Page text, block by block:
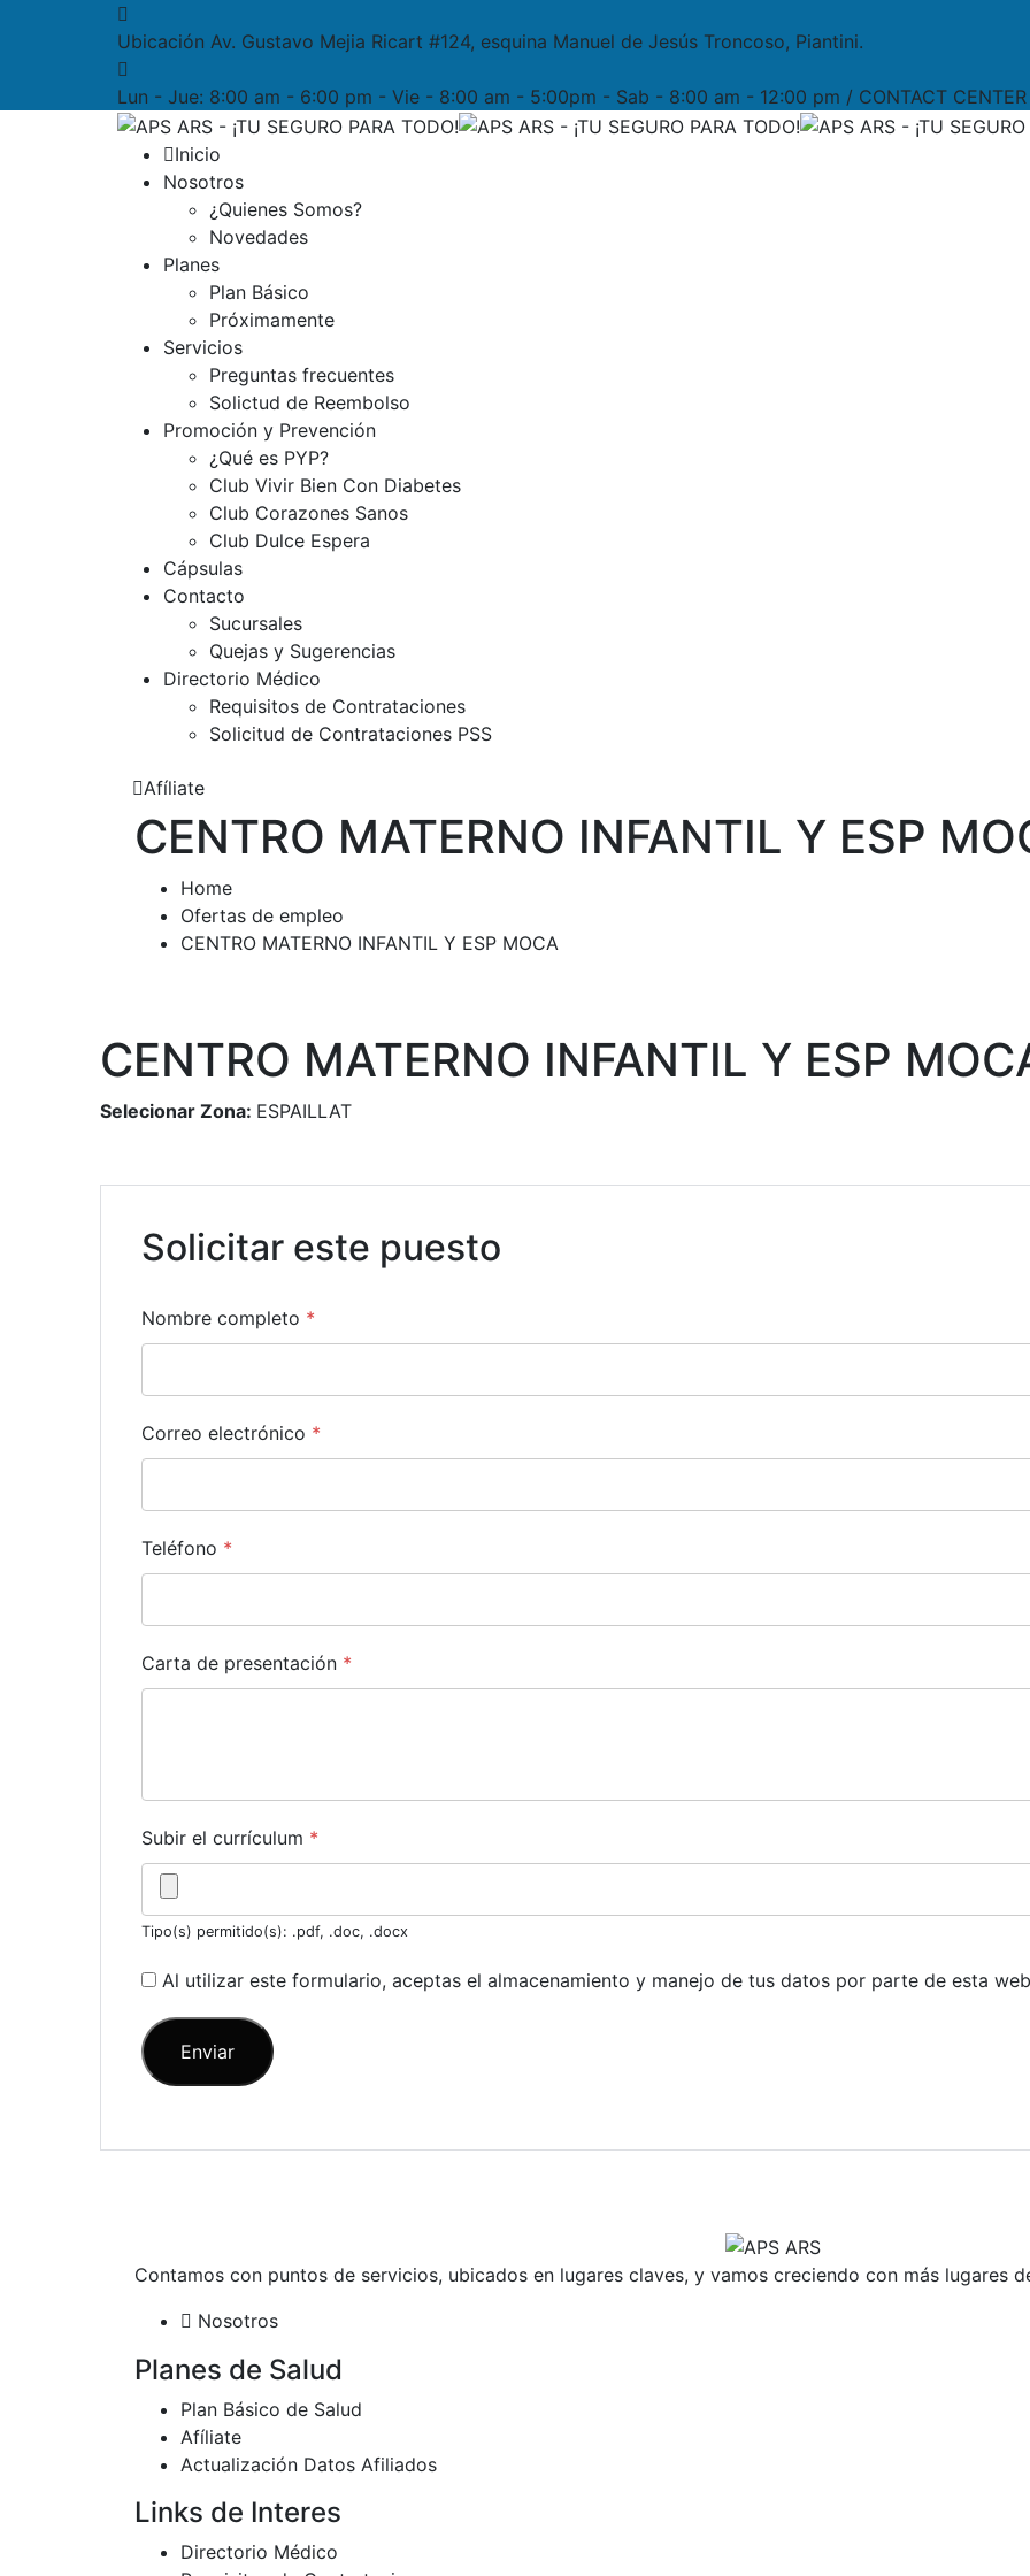
Ubicación Av. Gustavo Mejia Ricart #124, esquina Manuel de Jesús Troncoso, Piantini.
Lun - Jue: 8:00 am - 6:00 pm - Vie - 8:00 am - 5:00pm - Sab - 8:00 am - 12:00 pm / CONTACT
Inicio
Nosotros
¿Quienes Somos?
Novedades
Planes
Plan Básico
Próximamente
Servicios
Preguntas frecuentes
Solictud de Reembolso
Promoción y Prevención
¿Qué es PYP?
Club Vivir Bien Con Diabetes
Club Corazones Sanos
Club Dulce Espera
Cápsulas
Contacto
Sucursales
Quejas y Sugerencias
Directorio Médico
Requisitos de Contrataciones
Solicitud de Contrataciones PSS
Afíliate
CENTRO MATERNO INFANTIL Y ESP
Home
Ofertas de empleo
CENTRO MATERNO INFANTIL Y ESP MOCA
CENTRO MATERNO INFANTIL Y ESP
Selecionar Zona: ESPAILLAT
Solicitar este puesto
Nombre completo *
Correo electrónico *
Teléfono *
Carta de presentación *
Subir el currículum *
Tipo(s) permitido(s): .pdf, .doc, .docx
Al utilizar este formulario, aceptas el almacenamiento y manejo de tus datos por parte de esta
Contamos con puntos de servicios, ubicados en lugares claves, y vamos creciendo con más lugares
Nosotros
Planes de Salud
Plan Básico de Salud
Afíliate
Actualización Datos Afiliados
Links de Interes
Directorio Médico